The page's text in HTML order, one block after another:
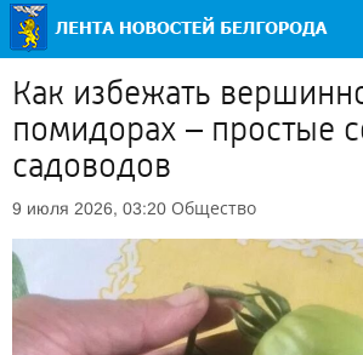
Как избежать
помидорах – простые
садоводов
9 июля 2026, 03:20 Общество